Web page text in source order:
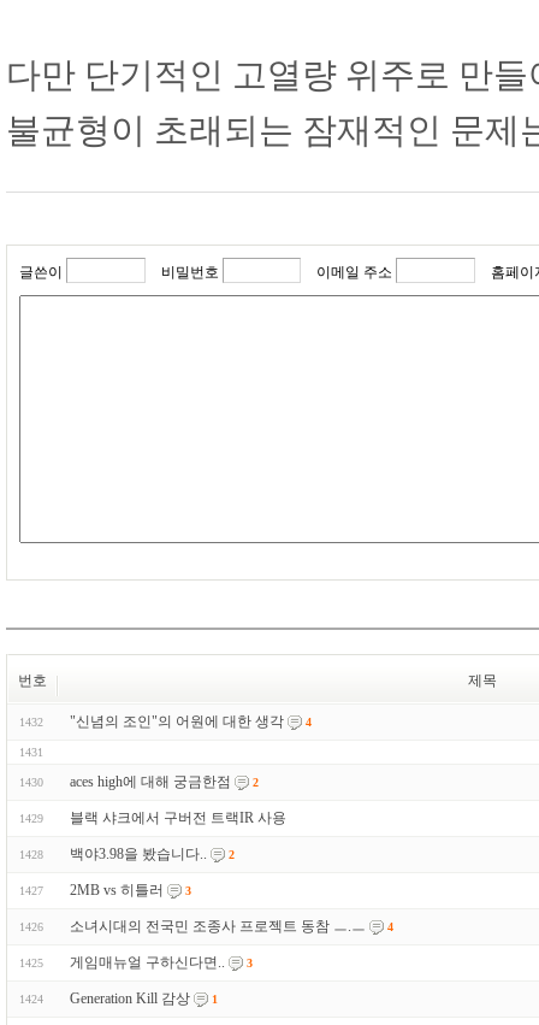
다만 단기적인 고열량 위주로 만
불균형이 초래되는 잠재적인 문제
글쓴이 비밀번호 이메일 주소 홈페이
번호 제목
1432 "신념의 조인"의 어원에 대한 생각 4
1431
1430 aces high에 대해 궁금한점 2
1429 블랙 샤크에서 구버전 트랙IR 사용
1428 백야3.98을 봤습니다.. 2
1427 2MB vs 히틀러 3
1426 소녀시대의 전국민 조종사 프로젝트 동참 ㅡ.ㅡ 4
1425 게임매뉴얼 구하신다면.. 3
1424 Generation Kill 감상 1